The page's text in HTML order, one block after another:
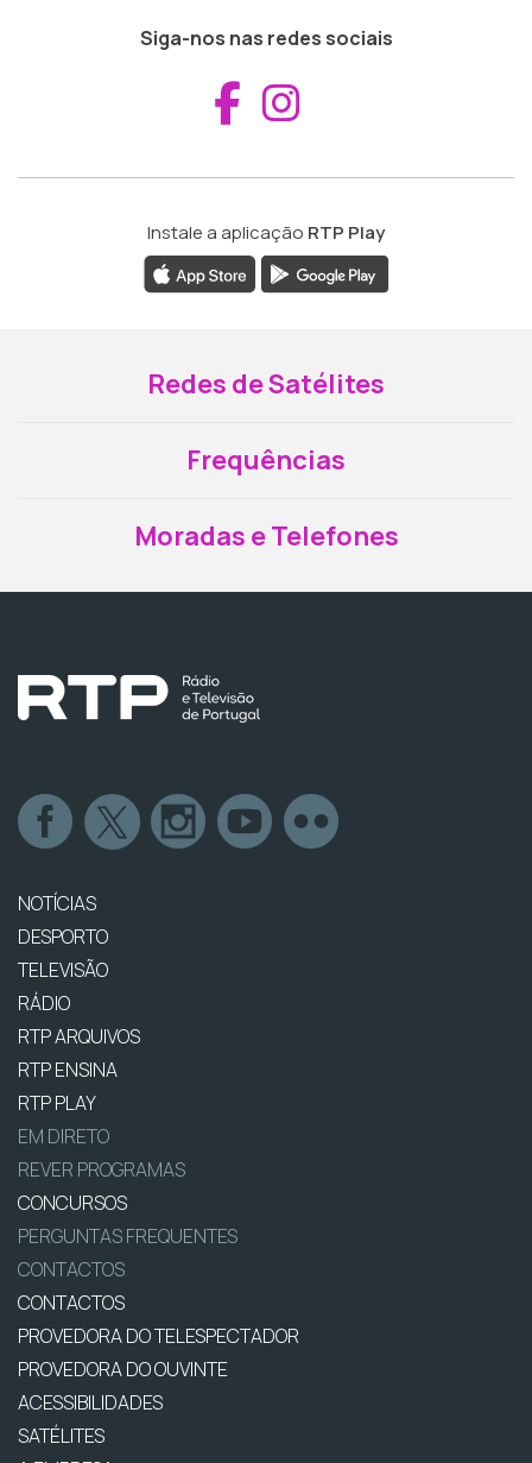
Siga-nos nas redes sociais
Aceder ao
Instale a aplicação RTP Play
Redes de Satélites
Frequências
Moradas e Telefones
NOTÍCIAS
DESPORTO
TELEVISÃO
RÁDIO
RTP ARQUIVOS
RTP ENSINA
RTP PLAY
EM DIRETO
REVER PROGRAMAS
CONCURSOS
PERGUNTAS FREQUENTES
CONTACTOS
CONTACTOS
PROVEDORA DO TELESPECTADOR
PROVEDORA DO OUVINTE
ACESSIBILIDADES
SATÉLITES